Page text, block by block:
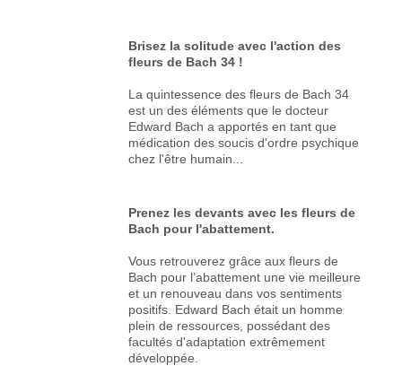
Brisez la solitude avec l'action des
fleurs de Bach 34 !
La quintessence des fleurs de Bach 34
est un des éléments que le docteur
Edward Bach a apportés en tant que
médication des soucis d'ordre psychique
chez l'être humain...
Prenez les devants avec les fleurs de
Bach pour l'abattement.
Vous retrouverez grâce aux fleurs de
Bach pour l’abattement une vie meilleure
et un renouveau dans vos sentiments
positifs. Edward Bach était un homme
plein de ressources, possédant des
facultés d'adaptation extrêmement
développée.